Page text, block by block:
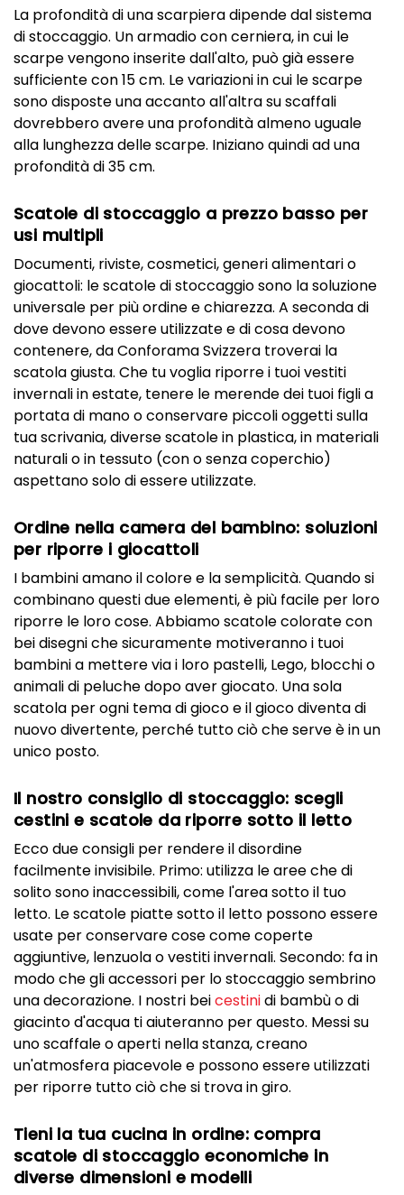
La profondità di una scarpiera dipende dal sistema
di stoccaggio. Un armadio con cerniera, in cui le
scarpe vengono inserite dall'alto, può già essere
sufficiente con 15 cm. Le variazioni in cui le scarpe
sono disposte una accanto all'altra su scaffali
dovrebbero avere una profondità almeno uguale
alla lunghezza delle scarpe. Iniziano quindi ad una
profondità di 35 cm.
Scatole di stoccaggio a prezzo basso per
usi multipli
Documenti, riviste, cosmetici, generi alimentari o
giocattoli: le scatole di stoccaggio sono la soluzione
universale per più ordine e chiarezza. A seconda di
dove devono essere utilizzate e di cosa devono
contenere, da Conforama Svizzera troverai la
scatola giusta. Che tu voglia riporre i tuoi vestiti
invernali in estate, tenere le merende dei tuoi figli a
portata di mano o conservare piccoli oggetti sulla
tua scrivania, diverse scatole in plastica, in materiali
naturali o in tessuto (con o senza coperchio)
aspettano solo di essere utilizzate.
Ordine nella camera del bambino: soluzioni
per riporre i giocattoli
I bambini amano il colore e la semplicità. Quando si
combinano questi due elementi, è più facile per loro
riporre le loro cose. Abbiamo scatole colorate con
bei disegni che sicuramente motiveranno i tuoi
bambini a mettere via i loro pastelli, Lego, blocchi o
animali di peluche dopo aver giocato. Una sola
scatola per ogni tema di gioco e il gioco diventa di
nuovo divertente, perché tutto ciò che serve è in un
unico posto.
Il nostro consiglio di stoccaggio: scegli
cestini e scatole da riporre sotto il letto
Ecco due consigli per rendere il disordine
facilmente invisibile. Primo: utilizza le aree che di
solito sono inaccessibili, come l'area sotto il tuo
letto. Le scatole piatte sotto il letto possono essere
usate per conservare cose come coperte
aggiuntive, lenzuola o vestiti invernali. Secondo: fa in
modo che gli accessori per lo stoccaggio sembrino
una decorazione. I nostri beicestinidi bambù o di
giacinto d'acqua ti aiuteranno per questo. Messi su
uno scaffale o aperti nella stanza, creano
un'atmosfera piacevole e possono essere utilizzati
per riporre tutto ciò che si trova in giro.
Tieni la tua cucina in ordine: compra
scatole di stoccaggio economiche in
diverse dimensioni e modelli